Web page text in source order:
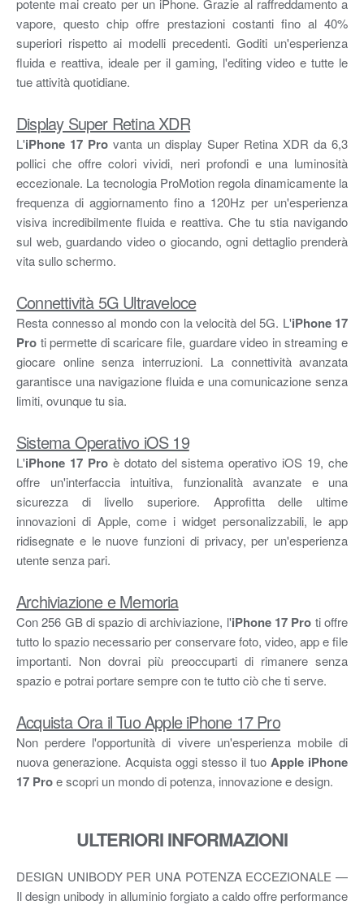
vapore, questo chip offre prestazioni costanti fino al 40%
superiori rispetto ai modelli precedenti. Goditi un'esperienza
fluida e reattiva, ideale per il gaming, l'editing video e tutte le
tue attività quotidiane.
Display Super Retina XDR
L'iPhone 17 Pro vanta un display Super Retina XDR da 6,3
pollici che offre colori vividi, neri profondi e una luminosità
eccezionale. La tecnologia ProMotion regola dinamicamente la
frequenza di aggiornamento fino a 120Hz per un'esperienza
visiva incredibilmente fluida e reattiva. Che tu stia navigando
sul web, guardando video o giocando, ogni dettaglio prenderà
vita sullo schermo.
Connettività 5G Ultraveloce
Resta connesso al mondo con la velocità del 5G. L'iPhone 17
Pro ti permette di scaricare file, guardare video in streaming e
giocare online senza interruzioni. La connettività avanzata
garantisce una navigazione fluida e una comunicazione senza
limiti, ovunque tu sia.
Sistema Operativo iOS 19
L'iPhone 17 Proè dotato del sistema operativo iOS 19, che
offre un'interfaccia intuitiva, funzionalità avanzate e una
sicurezza di livello superiore. Approfitta delle ultime
innovazioni di Apple, come i widget personalizzabili, le app
ridisegnate e le nuove funzioni di privacy, per un'esperienza
utente senza pari.
Archiviazione e Memoria
Con 256 GB di spazio di archiviazione, l'iPhone 17 Pro ti offre
tutto lo spazio necessario per conservare foto, video, app e file
importanti. Non dovrai più preoccuparti di rimanere senza
spazio e potrai portare sempre con te tutto ciò che ti serve.
Acquista Ora il Tuo Apple iPhone 17 Pro
Non perdere l'opportunità di vivere un'esperienza mobile di
nuova generazione. Acquista oggi stesso il tuo Apple iPhone
17 Proe scopri un mondo di potenza, innovazione e design.
ULTERIORI INFORMAZIONI
DESIGN UNIBODY PER UNA POTENZA ECCEZIONALE —
Il design unibody in alluminio forgiato a caldo offre performance